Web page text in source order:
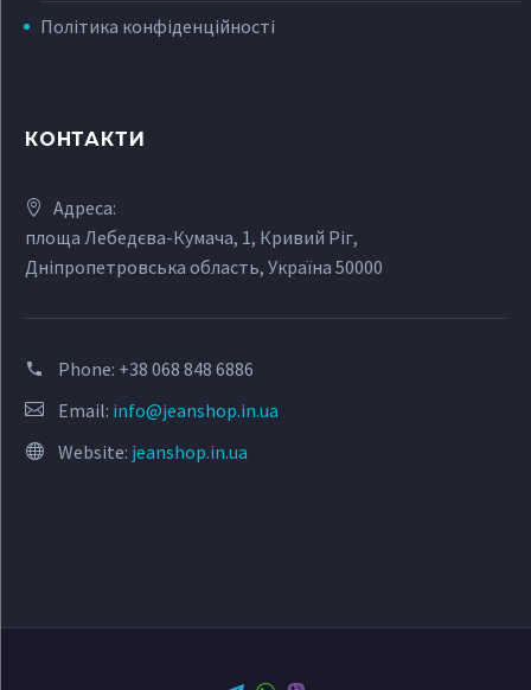
Політика конфіденційності
КОНТАКТИ
Адреса:
площа Лебедєва-Кумача, 1, Кривий Ріг,
Дніпропетровська область, Україна 50000
Phone: +38 068 848 6886
Email: info@jeanshop.in.ua
Website: jeanshop.in.ua